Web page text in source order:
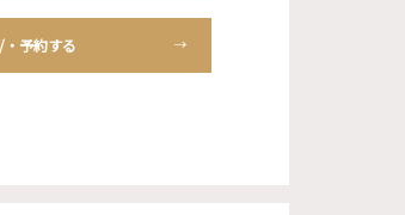
予約する